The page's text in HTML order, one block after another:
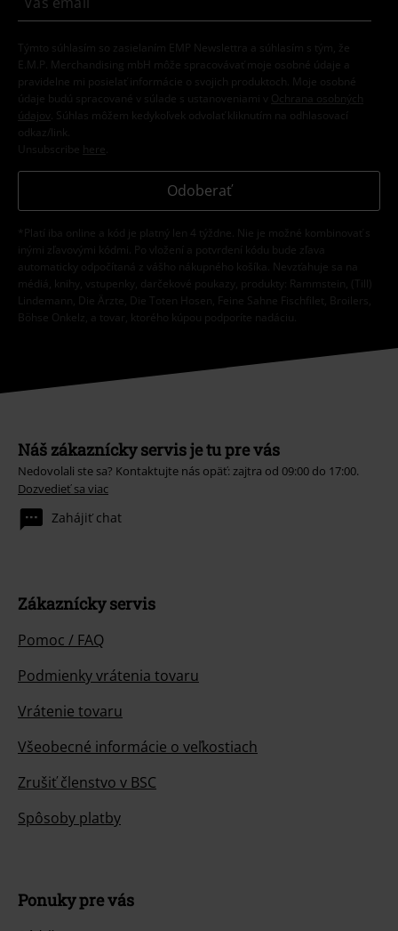
Týmto súhlasím so zasielaním EMP Newslettra a súhlasím s tým, že
E.M.P. Merchandising mbH môže spracovávať moje osobné údaje a
pravidelne mi posielať informácie o svojich produktoch. Moje osobné
údaje budú spracované v súlade s ustanoveniami v
Ochrana osobných
údajov
. Súhlas môžem kedykoľvek odvolať kliknutím na odhlasovací
odkaz/link.
Unsubscribe here
Odoberať
*Platí iba online a kód je platný len 4 týždne. Nie je možné kombinovať s
inými zľavovými kódmi. Po vložení a potvrdení kódu bude zľava
automaticky odpočítaná z vášho nákupného košíka. Nevzťahuje sa na
médiá, knihy, vstupenky, darčekové poukazy, produkty: Rammstein, (Till)
Lindemann, Die Ärzte, Die Toten Hosen, Feine Sahne Fischfilet, Broilers,
Böhse Onkelz, a tovar, ktorého kúpou podporíte nadáciu.
Náš zákaznícky servis je tu pre vás
Nedovolali ste sa? Kontaktujte nás opäť: zajtra od 09:00 do 17:00.
Dozvedieť sa viac
Zahájiť chat
Zákaznícky servis
Pomoc / FAQ
Podmienky vrátenia tovaru
Vrátenie tovaru
Všeobecné informácie o veľkostiach
Zrušiť členstvo v BSC
Spôsoby platby
Ponuky pre vás